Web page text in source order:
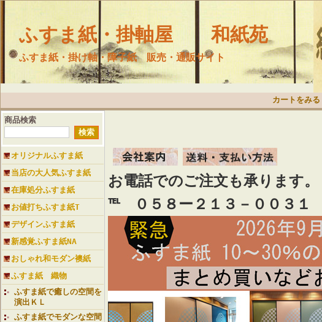
ふすま紙・掛軸屋 和紙苑
ふすま紙・掛け軸・障子紙 販売・通販サイト
カートをみる
商品検索
オリジナルふすま紙
当店の大人気ふすま紙
在庫処分ふすま紙
お値打ちふすま紙T
デザインふすま紙
新感覚ふすま紙NA
おしゃれ和モダン襖紙
ふすま紙 織物
ふすま紙で癒しの空間を
演出ＫＬ
ふすま紙でモダンな空間
お電話でのご注文も承ります
℡ ０５８ー２１３－００３１